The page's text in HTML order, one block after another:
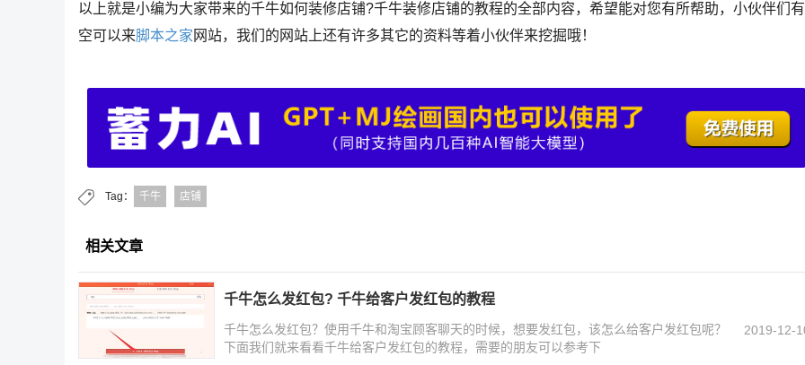
以上就是小编为大家带来的千牛如何装修店铺?千牛装修店铺的教程的全部内容，希望能对您有所帮助，小伙伴们有
空可以来脚本之家 网站，我们的网站上还有许多其它的资料等着小伙伴来挖掘哦！
Tag： 千牛 店铺
相关文章
千牛怎么发红包? 千牛给客户发红包的教程
千牛怎么发红包？使用千牛和淘宝顾客聊天的时候，想要发红包，该怎么给客户发红包呢？
下面我们就来看看千牛给客户发红包的教程，需要的朋友可以参考下
2019-12-